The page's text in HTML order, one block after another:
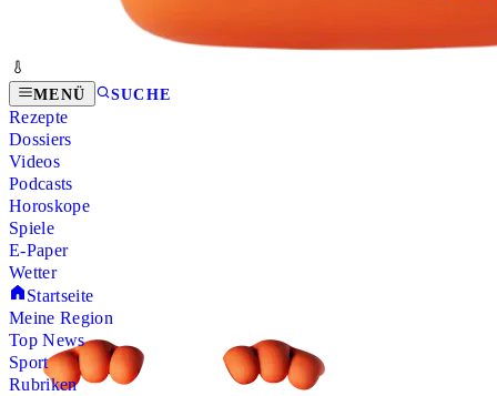
MENÜ SUCHE
Rezepte
Dossiers
Videos
Podcasts
Horoskope
Spiele
E-Paper
Wetter
Startseite
Meine Region
Top News
Sport
Rubriken